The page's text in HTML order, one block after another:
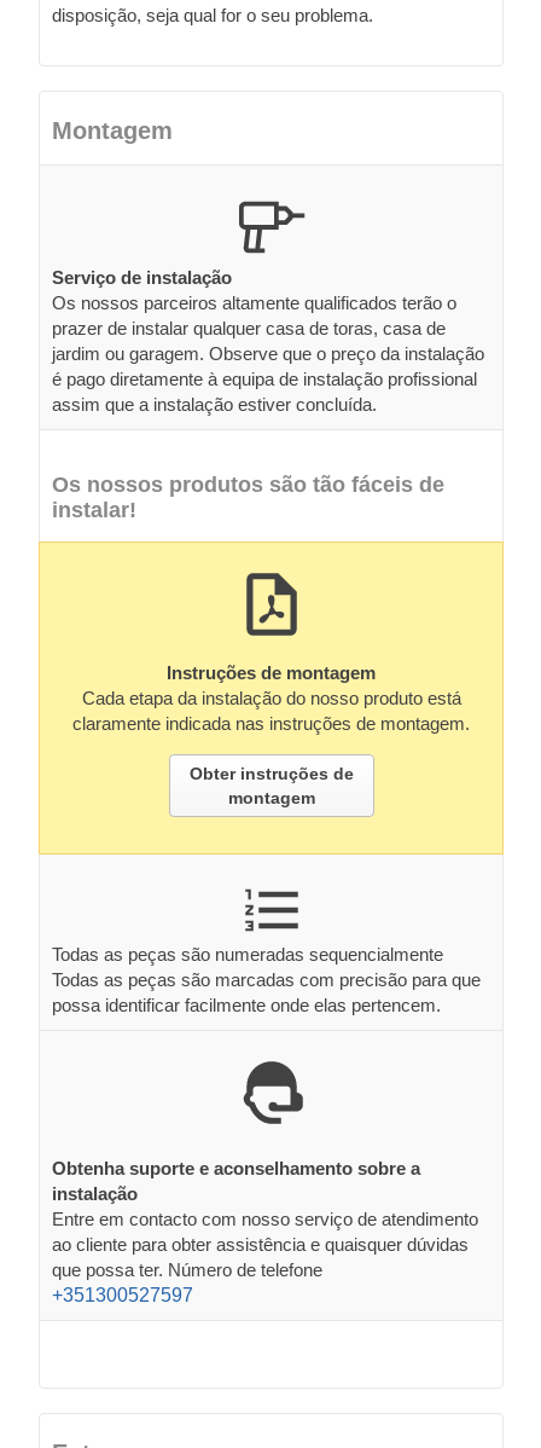
disposição, seja qual for o seu problema.
Montagem
Serviço de instalação
Os nossos parceiros altamente qualificados terão o
prazer de instalar qualquer casa de toras, casa de
jardim ou garagem. Observe que o preço da instalação
é pago diretamente à equipa de instalação profissional
assim que a instalação estiver concluída.
Os nossos produtos são tão fáceis de
instalar!
Instruções de montagem
Cada etapa da instalação do nosso produto está
claramente indicada nas instruções de montagem.
Obter instruções de
montagem
Todas as peças são numeradas sequencialmente
Todas as peças são marcadas com precisão para que
possa identificar facilmente onde elas pertencem.
Obtenha suporte e aconselhamento sobre a
instalação
Entre em contacto com nosso serviço de atendimento
ao cliente para obter assistência e quaisquer dúvidas
que possa ter. Número de telefone
+351300527597